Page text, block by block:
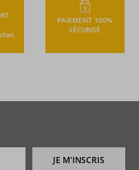
PAIEMENT 100%
SÉCURISÉ
JE M'INSCRIS